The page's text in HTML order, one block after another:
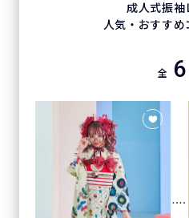
成人式振袖
人気・おすす
全 6